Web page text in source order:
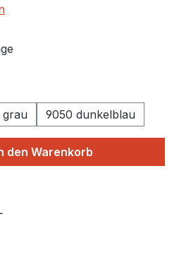
grau 9050 dunkelblau
Wert
den Warenkorb